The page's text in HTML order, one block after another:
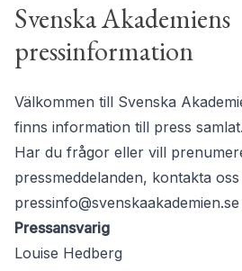
Svenska Akademiens
pressinformation
Välkommen till Svenska
finns information till press samlat.
Har du frågor eller vill
pressmeddelanden, kontakta
pressinfo@svenskaakademien.se
Pressansvarig
Louise Hedberg